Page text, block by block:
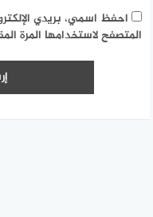
احفظ اسمي، بريدي
المتصفح لاستخدامها المرة